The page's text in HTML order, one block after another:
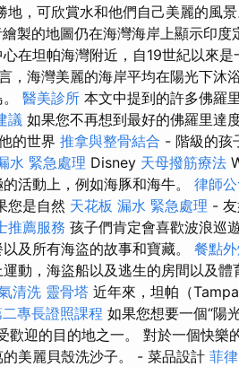
地，可欣賞水和他們自己美麗的風景
製的地圖仍在海灣海岸上顯示印度
在坦帕海灣附近，自19世紀以來是
，海灣美麗的海岸平均在陽光下沐
醫美診所 本文中提到的許多佛羅
議 如果您不再想到最好的佛羅里達
的世界 推拿與整骨結合 - 階級的孩
水 緊急處理 Disney 天母撥筋療法
活動上，例如海豚和海牛。 律師
您是自然 天花板 漏水 緊急處理 -
推薦服務 孩子們肯定會喜歡波浪巡
及所有海盜的故事和寶藏。 餐點
動，海盜船以及逃生的房間以及
清洗 靈骨塔 近年來，坦帕（
專長證照課程 如果您想要一個“陽
歡迎的目的地之一。 對於一個快樂
美麗貝殼洗沙子。 - 菜品設計 菲